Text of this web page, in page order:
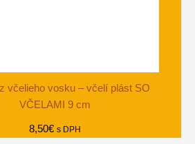
včelieho vosku – včelí plást SO
VČELAMI 9 cm
8,50€ s DPH